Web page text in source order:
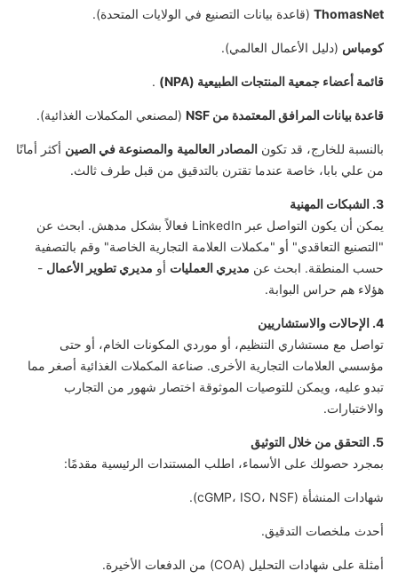
ThomasNet (قاعدة بيانات التصنيع في الولايات المتحدة).
كومباس (دليل الأعمال العالمي).
قائمة أعضاء جمعية المنتجات الطبيعية (NPA) .
قاعدة بيانات المرافق المعتمدة من NSF (لمصنعي المكملات الغذائية).
بالنسبة للخارج، قد تكون المصادر العالمية والمصنوعة في الصين أكثر أمانًا
من علي بابا، خاصة عندما تقترن بالتدقيق من قبل طرف ثالث.
3. الشبكات المهنية
يمكن أن يكون التواصل عبر LinkedIn فعالاً بشكل مدهش. ابحث عن
"التصنيع التعاقدي" أو "مكملات العلامة التجارية الخاصة" وقم بالتصفية
حسب المنطقة. ابحث عن مديري العمليات أو مديري تطوير الأعمال -
هؤلاء هم حراس البوابة.
4. الإحالات والاستشاريين
تواصل مع مستشاري التنظيم، أو موردي المكونات الخام، أو حتى
مؤسسي العلامات التجارية الأخرى. صناعة المكملات الغذائية أصغر مما
تبدو عليه، ويمكن للتوصيات الموثوقة اختصار شهور من التجارب
والاختبارات.
5. التحقق من خلال التوثيق
بمجرد حصولك على الأسماء، اطلب المستندات الرئيسية مقدمًا:
شهادات المنشأة (cGMP، ISO، NSF).
أحدث ملخصات التدقيق.
أمثلة على شهادات التحليل (COA) من الدفعات الأخيرة.